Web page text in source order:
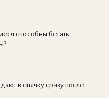
способны бегать
в спячку сразу после